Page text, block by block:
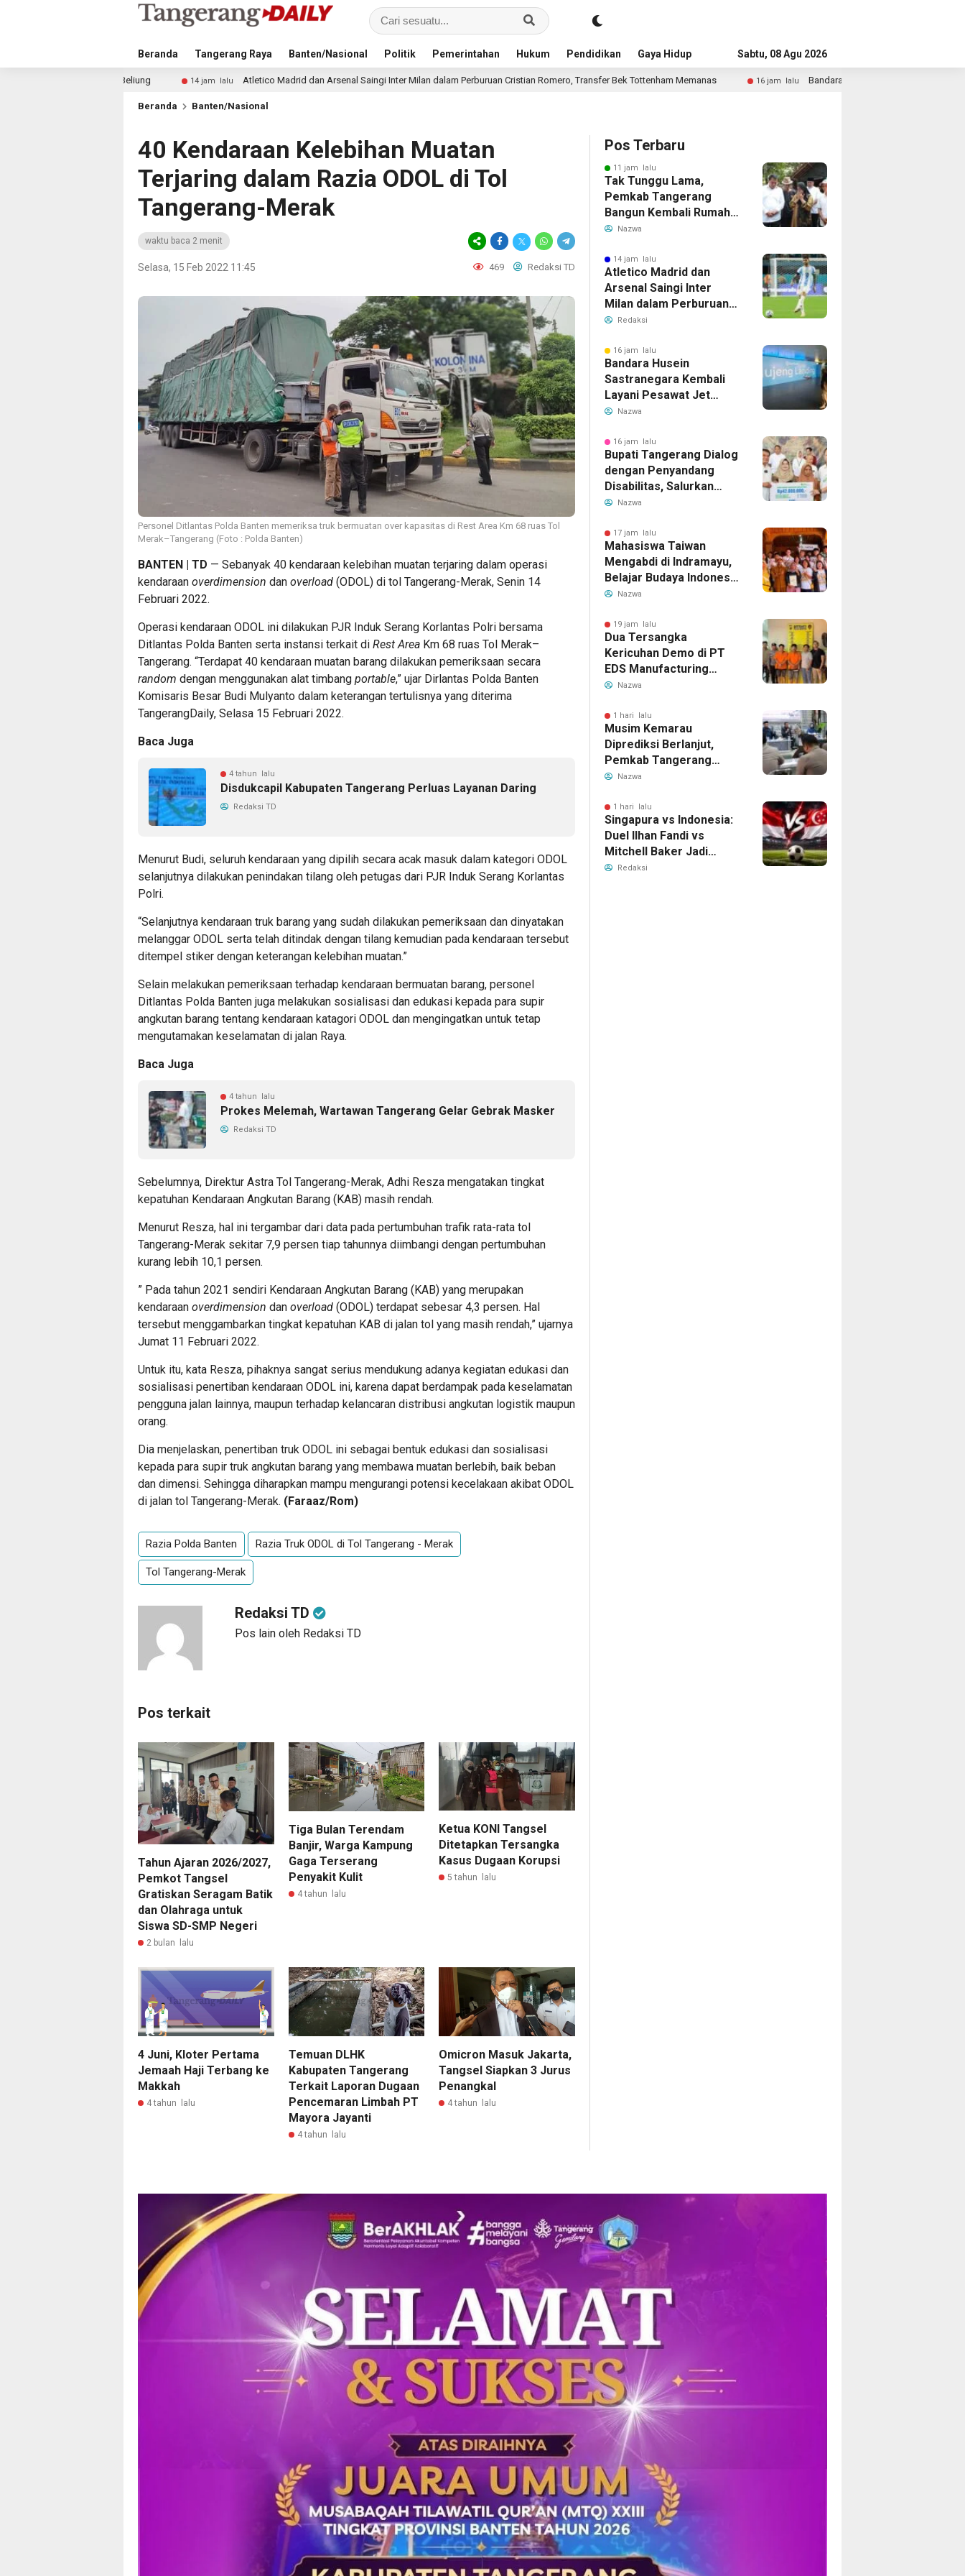
Beranda Tangerang Raya Banten/Nasional Politik Pemerintahan Hukum Pendidikan Gaya Hidup AdvertorialSabtu, 08 Agu 2026
Atletico Madrid dan Arsenal Saingi Inter Milan dalam Perburuan Cristian Romero, Transfer Bek Tottenham Memanas 16 jam lalu Bandara Husein Sastranegara Kembali Layani Pesawat Jet Mulai 14
Beranda Banten/Nasional
40 Kendaraan Kelebihan Muatan
Terjaring dalam Razia ODOL di Tol
Tangerang-Merak
waktu baca 2 menit
Selasa, 15 Feb 2022 11:45 469 Redaksi TD
Personel Ditlantas Polda Banten memeriksa truk bermuatan over kapasitas di Rest Area Km 68 ruas Tol
Merak–Tangerang (Foto : Polda Banten)
BANTEN | TD — Sebanyak 40 kendaraan kelebihan muatan terjaring dalam operasi
kendaraan overdimension dan overload (ODOL) di tol Tangerang-Merak, Senin 14
Februari 2022.
Operasi kendaraan ODOL ini dilakukan PJR Induk Serang Korlantas Polri bersama
Ditlantas Polda Banten serta instansi terkait di Rest Area Km 68 ruas Tol Merak–
Tangerang. “Terdapat 40 kendaraan muatan barang dilakukan pemeriksaan secara
random dengan menggunakan alat timbang portable,” ujar Dirlantas Polda Banten
Komisaris Besar Budi Mulyanto dalam keterangan tertulisnya yang diterima
TangerangDaily, Selasa 15 Februari 2022.
Baca Juga
4 tahun lalu
Disdukcapil Kabupaten Tangerang Perluas Layanan Daring
Redaksi TD
Menurut Budi, seluruh kendaraan yang dipilih secara acak masuk dalam kategori ODOL
selanjutnya dilakukan penindakan tilang oleh petugas dari PJR Induk Serang Korlantas
Polri.
“Selanjutnya kendaraan truk barang yang sudah dilakukan pemeriksaan dan dinyatakan
melanggar ODOL serta telah ditindak dengan tilang kemudian pada kendaraan tersebut
ditempel stiker dengan keterangan kelebihan muatan.”
Selain melakukan pemeriksaan terhadap kendaraan bermuatan barang, personel
Ditlantas Polda Banten juga melakukan sosialisasi dan edukasi kepada para supir
angkutan barang tentang kendaraan katagori ODOL dan mengingatkan untuk tetap
mengutamakan keselamatan di jalan Raya.
Baca Juga
4 tahun lalu
Prokes Melemah, Wartawan Tangerang Gelar Gebrak Masker
Redaksi TD
Sebelumnya, Direktur Astra Tol Tangerang-Merak, Adhi Resza mengatakan tingkat
kepatuhan Kendaraan Angkutan Barang (KAB) masih rendah.
Menurut Resza, hal ini tergambar dari data pada pertumbuhan trafik rata-rata tol
Tangerang-Merak sekitar 7,9 persen tiap tahunnya diimbangi dengan pertumbuhan
kurang lebih 10,1 persen.
” Pada tahun 2021 sendiri Kendaraan Angkutan Barang (KAB) yang merupakan
kendaraan overdimension dan overload (ODOL) terdapat sebesar 4,3 persen. Hal
tersebut menggambarkan tingkat kepatuhan KAB di jalan tol yang masih rendah,” ujarnya
Jumat 11 Februari 2022.
Untuk itu, kata Resza, pihaknya sangat serius mendukung adanya kegiatan edukasi dan
sosialisasi penertiban kendaraan ODOL ini, karena dapat berdampak pada keselamatan
pengguna jalan lainnya, maupun terhadap kelancaran distribusi angkutan logistik maupun
orang.
Dia menjelaskan, penertiban truk ODOL ini sebagai bentuk edukasi dan sosialisasi
kepada para supir truk angkutan barang yang membawa muatan berlebih, baik beban
dan dimensi. Sehingga diharapkan mampu mengurangi potensi kecelakaan akibat ODOL
di jalan tol Tangerang-Merak. (Faraaz/Rom)
Razia Polda Banten Razia Truk ODOL di Tol Tangerang - Merak
Tol Tangerang-Merak
Redaksi TD
Pos lain oleh Redaksi TD
Pos terkait
Tahun Ajaran 2026/2027,
Pemkot Tangsel
Gratiskan Seragam Batik
dan Olahraga untuk
Siswa SD-SMP Negeri
2 bulan lalu
Tiga Bulan Terendam
Banjir, Warga Kampung
Gaga Terserang
Penyakit Kulit
4 tahun lalu
Ketua KONI Tangsel
Ditetapkan Tersangka
Kasus Dugaan Korupsi
5 tahun lalu
4 Juni, Kloter Pertama
Jemaah Haji Terbang ke
Makkah
4 tahun lalu
Temuan DLHK
Kabupaten Tangerang
Terkait Laporan Dugaan
Pencemaran Limbah PT
Mayora Jayanti
4 tahun lalu
Omicron Masuk Jakarta,
Tangsel Siapkan 3 Jurus
Penangkal
4 tahun lalu
Pos Terbaru
11 jam lalu
Tak Tunggu Lama,
Pemkab Tangerang
Bangun Kembali Rumah
Warga yang Roboh
Nazwa
14 jam lalu
Atletico Madrid dan
Arsenal Saingi Inter
Milan dalam Perburuan
Cristian Romero,
Memanas
Redaksi
16 jam lalu
Bandara Husein
Sastranegara Kembali
Layani Pesawat Jet
Mulai 14 Agustus 2026,
Rute Bandung-Denpasar
Nazwa
16 jam lalu
Bupati Tangerang Dialog
dengan Penyandang
Disabilitas, Salurkan
Bantuan dan Tampung
Nazwa
17 jam lalu
Mahasiswa Taiwan
Mengabdi di Indramayu,
Belajar Budaya Indonesia
dan Edukasi Pekerja
Nazwa
19 jam lalu
Dua Tersangka
Kericuhan Demo di PT
EDS Manufacturing
Indonesia Ditahan, Polda
Perebutan Pengelolaan
Limbah
Nazwa
1 hari lalu
Musim Kemarau
Diprediksi Berlanjut,
Pemkab Tangerang
Siapkan Langkah
Bersih
Nazwa
1 hari lalu
Singapura vs Indonesia:
Duel Ilhan Fandi vs
Mitchell Baker Jadi
Sorotan di Piala AFF
Redaksi